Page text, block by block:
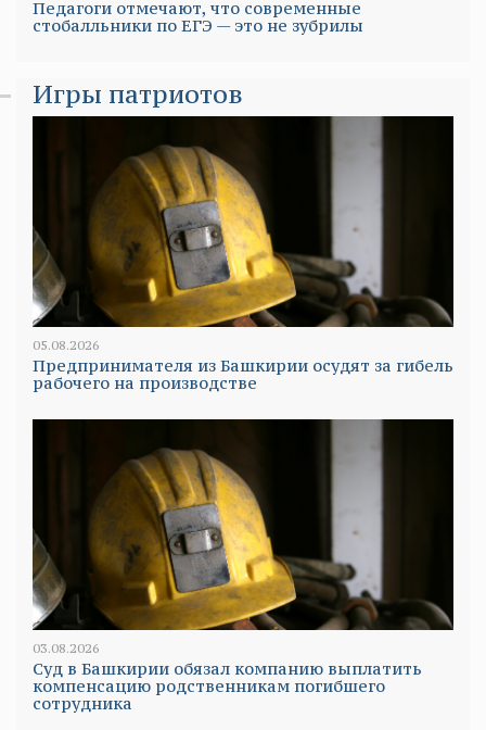
Педагоги отмечают, что современные
стобалльники по ЕГЭ — это не зубрилы
Игры патриотов
05.08.2026
Предпринимателя из Башкирии осудят за гибель
рабочего на производстве
03.08.2026
Суд в Башкирии обязал компанию выплатить
компенсацию родственникам погибшего
сотрудника